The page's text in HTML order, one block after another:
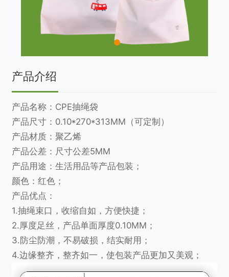
产品介绍
产品名称：CPE抽绳袋
产品尺寸：0.10*270*313MM（可定制）
产品材质：聚乙烯
产品公差：尺寸公差5MM
产品用途：生活用品等产品包装；
颜色：红色；
产品优点：
1.抽绳束口，收缩自如，方便快捷；
2.厚度足丝，产品单面厚度0.10MM；
3.防尘防潮，不易破损，结实耐用；
4.边缘整齐，整齐如一，使包装产品更加又美观；